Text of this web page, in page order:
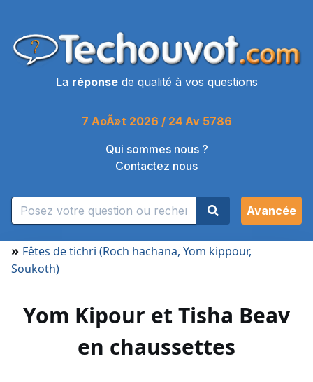
La réponsede qualité à vos questions
7 AoÃ»t 2026 / 24 Av 5786
Qui sommes nous ?
Contactez nous
Avancée
» Fêtes de tichri (Roch hachana, Yom kippour,
Soukoth)
Yom Kipour et Tisha Beav
en chaussettes